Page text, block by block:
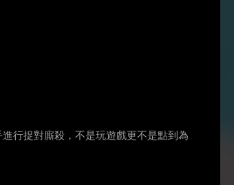
行捉對廝殺，不是玩遊戲更不是點到為